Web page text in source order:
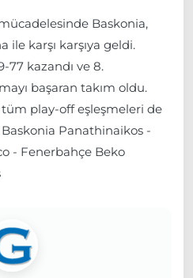
Baskonia,
ile karşı karşıya geldi.
77 kazandı ve 8.
başaran takım oldu.
play-off eşleşmeleri de
Panathinaikos -
- Fenerbahçe Beko